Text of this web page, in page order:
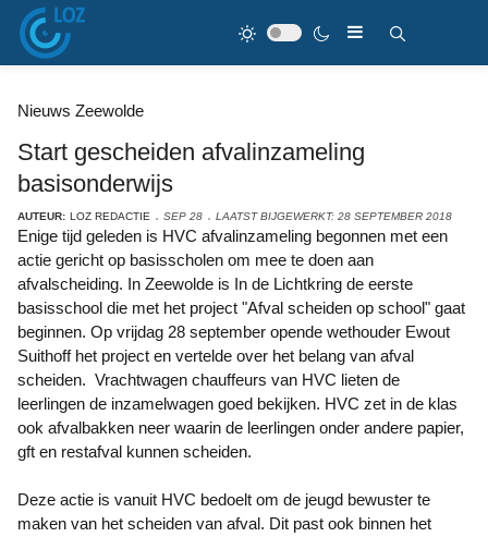
Nieuws Zeewolde
Start gescheiden afvalinzameling
basisonderwijs
AUTEUR: LOZ REDACTIE SEP 28 LAATST BIJGEWERKT: 28 SEPTEMBER 2018
Enige tijd geleden is HVC afvalinzameling begonnen met een
actie gericht op basisscholen om mee te doen aan
afvalscheiding. In Zeewolde is In de Lichtkring de eerste
basisschool die met het project "Afval scheiden op school" gaat
beginnen. Op vrijdag 28 september opende wethouder Ewout
Suithoff het project en vertelde over het belang van afval
scheiden. Vrachtwagen chauffeurs van HVC lieten de
leerlingen de inzamelwagen goed bekijken. HVC zet in de klas
ook afvalbakken neer waarin de leerlingen onder andere papier,
gft en restafval kunnen scheiden.
Deze actie is vanuit HVC bedoelt om de jeugd bewuster te
maken van het scheiden van afval. Dit past ook binnen het